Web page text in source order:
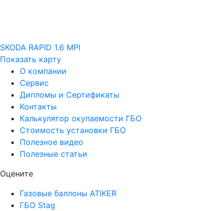
SKODA RAPID 1.6 MPI
Показать карту
О компании
Сервис
Дипломы и Сертификаты
Контакты
Калькулятор окупаемости ГБО
Стоимость установки ГБО
Полезное видео
Полезные статьи
Оцените
Газовые баллоны ATIKER
ГБО Stag